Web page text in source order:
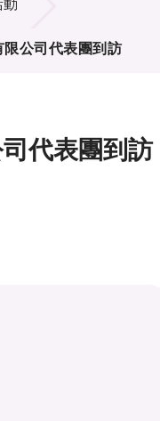
動
限公司代表團到訪
代表團到訪